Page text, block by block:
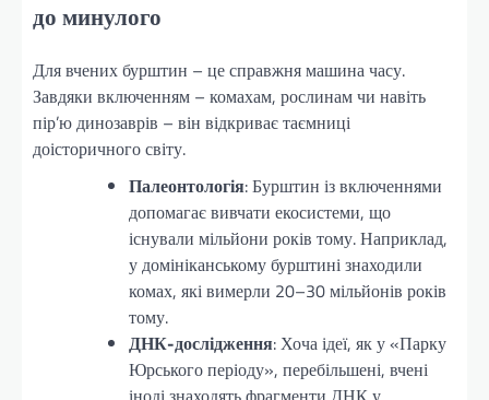
до минулого
Для вчених бурштин – це справжня машина часу.
Завдяки включенням – комахам, рослинам чи навіть
пір’ю динозаврів – він відкриває таємниці
доісторичного світу.
Палеонтологія: Бурштин із включеннями
допомагає вивчати екосистеми, що
існували мільйони років тому. Наприклад,
у домініканському бурштині знаходили
комах, які вимерли 20–30 мільйонів років
тому.
ДНК-дослідження: Хоча ідеї, як у «Парку
Юрського періоду», перебільшені, вчені